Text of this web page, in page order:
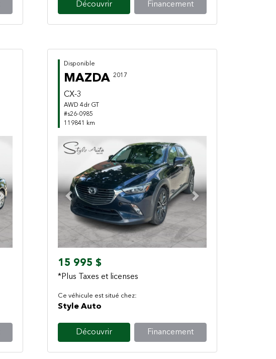
Découvrir Financement
Next
Disponible
MAZDA 2017
CX-3
AWD 4dr GT
#s26-0985
119841 km
Previous Next
15 995 $
*Plus Taxes et licenses
Ce véhicule est situé chez:
Style Auto
Découvrir Financement